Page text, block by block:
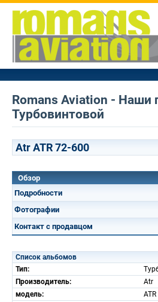
Romans Aviation - Наши
Турбовинтовой
Atr ATR 72-600
Обзор
Подробности
Фотографии
Контакт с продавцом
Список альбомов
Тип:
Производитель:
Atr
модель: